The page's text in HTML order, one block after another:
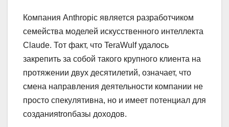
Компания Anthropic является разработчиком
семейства моделей искусственного интеллекта
Claude. Тот факт, что TeraWulf удалось
закрепить за собой такого крупного клиента на
протяжении двух десятилетий, означает, что
смена направления деятельности компании не
просто спекулятивна, но и имеет потенциал для
созданияtronбазы доходов.